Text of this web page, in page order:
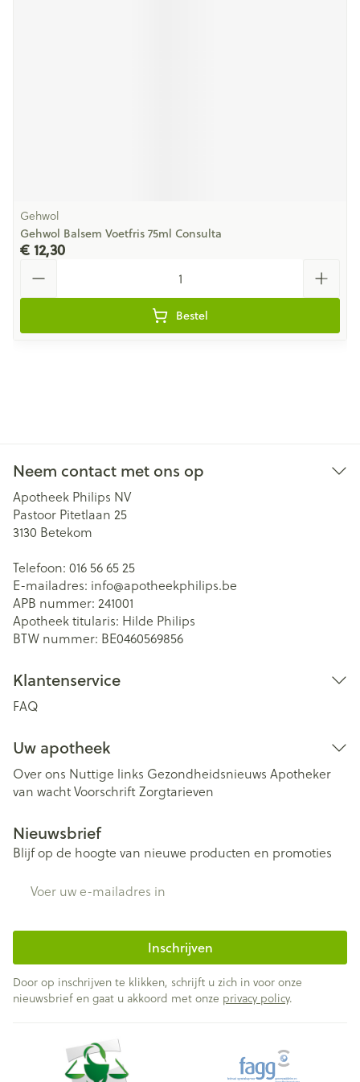
Gehwol
Gehwol Balsem Voetfris 75ml Consulta
€ 12,30
Bestel
Neem contact met ons op
Apotheek Philips NV
Pastoor Pitetlaan 25
3130 Betekom
Telefoon: 016 56 65 25
E-mailadres: info@apotheekphilips.be
APB nummer: 241001
Apotheek titularis: Hilde Philips
BTW nummer: BE0460569856
Klantenservice
FAQ
Uw apotheek
Over ons Nuttige links Gezondheidsnieuws Apotheker
van wachtVoorschriftZorgtarieven
Nieuwsbrief
Blijf op de hoogte van nieuwe producten en promoties
Inschrijven
Door op inschrijven te klikken, schrijft u zich in voor onze
nieuwsbrief en gaat u akkoord met onze privacy policy.